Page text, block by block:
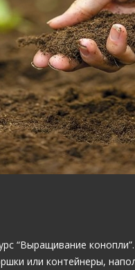
“Выращивание
или контейнеры,